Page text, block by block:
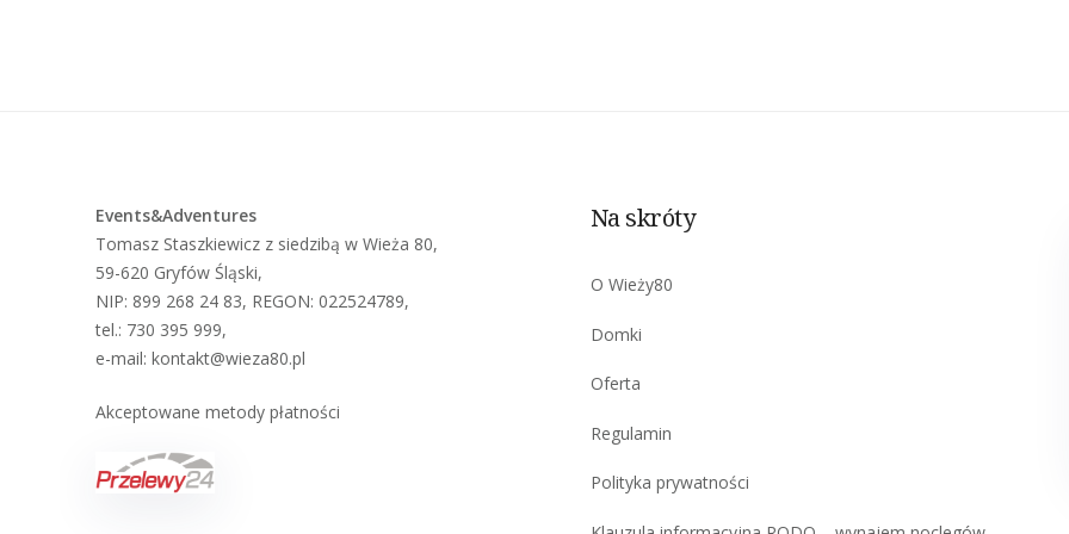
Events&Adventures
Tomasz Staszkiewicz z siedzibą w Wieża 80,
59-620 Gryfów Śląski,
NIP: 899 268 24 83, REGON: 022524789,
tel.: 730 395 999,
e-mail: kontakt@wieza80.pl
Akceptowane metody płatności
Na skróty
O Wieży80
Domki
Oferta
Regulamin
Polityka prywatności